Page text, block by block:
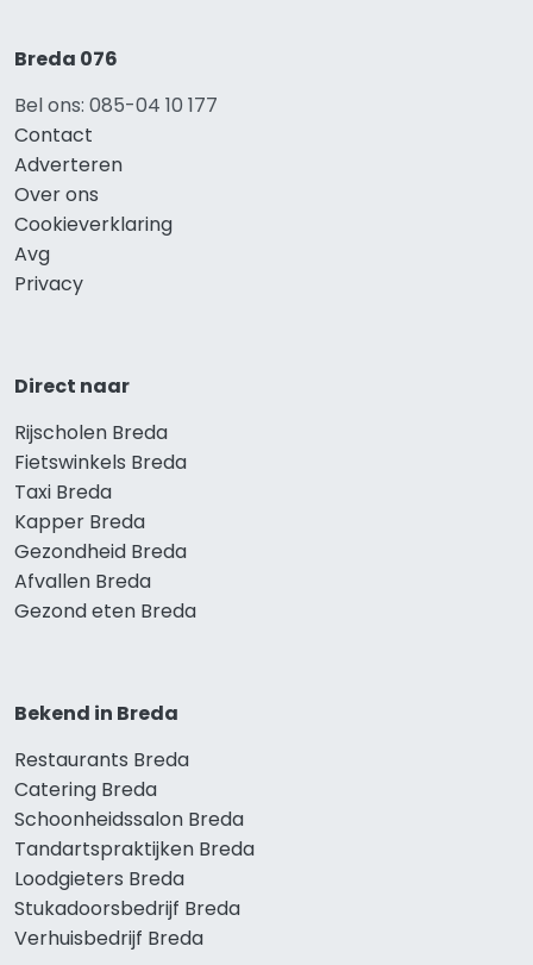
Breda 076
Bel ons: 085-04 10 177
Contact
Adverteren
Over ons
Cookieverklaring
Avg
Privacy
Direct naar
Rijscholen Breda
Fietswinkels Breda
Taxi Breda
Kapper Breda
Gezondheid Breda
Afvallen Breda
Gezond eten Breda
Bekend in Breda
Restaurants Breda
Catering Breda
Schoonheidssalon Breda
Tandartspraktijken Breda
Loodgieters Breda
Stukadoorsbedrijf Breda
Verhuisbedrijf Breda